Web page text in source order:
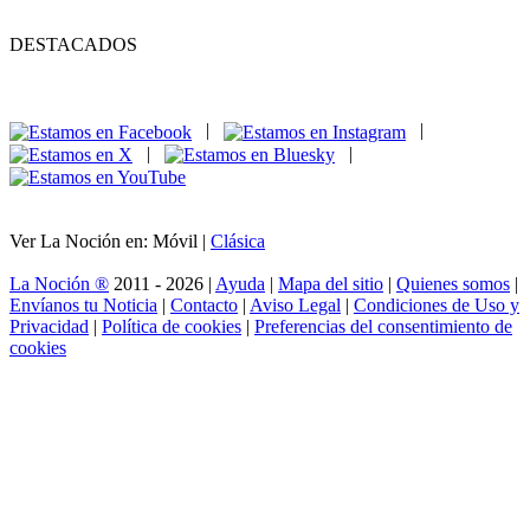
DESTACADOS
|
|
Ver La Noción en: Móvil | Clásica
La Noción ® 2011 - 2026 | Ayuda | Mapa del sitio | Quienes somos |
Envíanos tu Noticia | Contacto | Aviso Legal | Condiciones de Uso y
Privacidad | Política de cookies | Preferencias del consentimiento de
cookies